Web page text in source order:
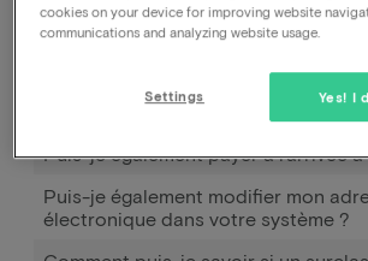
Quand et comment puis-je utiliser
Combien dois-je payer en plus pour
(mes) enfant(s) ?
Puis-je également payer à l'arrivée
Puis-je également modifier mon
électronique dans votre système ?
cookies on your device for improving website
communications and analyzing website usage.
Yes! I
Settings